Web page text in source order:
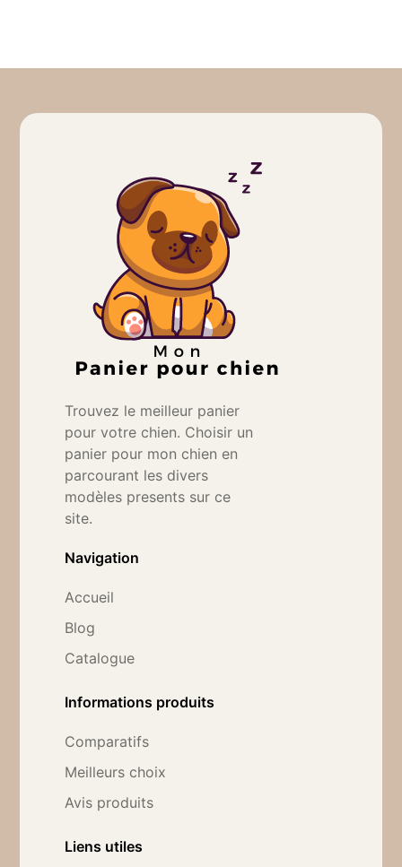
Trouvez le meilleur panier
pour votre chien. Choisir un
panier pour mon chien en
parcourant les divers
modèles presents sur ce
site.
Navigation
Accueil
Blog
Catalogue
Informations produits
Comparatifs
Meilleurs choix
Avis produits
Liens utiles